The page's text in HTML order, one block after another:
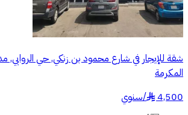
شقة للإيجار في شارع محمود بن زنكي, حي
المكرمة
4,500
§
/سنوي